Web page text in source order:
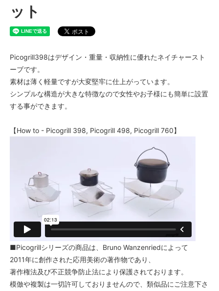
ット
Picogrill398はデザイン・重量・収納性に優れたネイチャースト
ーブです。
素材は薄く軽量ですが大変堅牢に仕上がっています。
シンプルな構造が大きな特徴なので女性やお子様にも簡単に設置
する事ができます。
【How to - Picogrill 398, Picogrill 498, Picogrill 760】
■Picogrillシリーズの商品は、Bruno Wanzenriedによって
2011年に創作された応用美術の著作物であり、
著作権法及び不正競争防止法により保護されております。
模倣や複製は一切許可しておりませんので、類似品にご注意下さ